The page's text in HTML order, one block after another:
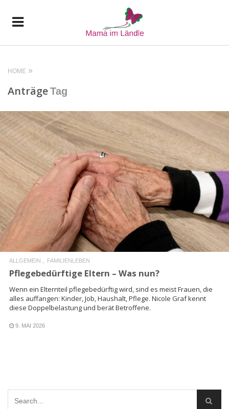
HOME
AnträgeTag
READ MORE
ALLGEMEIN FAMILIENLEBEN
Pflegebedürftige Eltern – Was nun?
Wenn ein Elternteil pflegebedürftig wird, sind es meist Frauen, die
alles auffangen: Kinder, Job, Haushalt, Pflege. Nicole Graf kennt
diese Doppelbelastung und berät Betroffene.
9. MAI 2026